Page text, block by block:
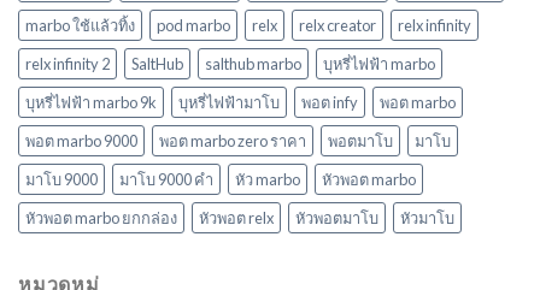
marbo ใช้แล้วทิ้ง
pod marbo relx relx creator
relx infinity
relx infinity 2
SaltHub salthub marbo
บุหรี่ไฟฟ้า marbo
บุหรี่ไฟฟ้า marbo 9k
บุหรี่ไฟฟ้ามาโบ พอต infy
พอต marbo
พอต marbo 9000
พอต marbo zero ราคา พอตมาโบ
มาโบ
มาโบ 9000
มาโบ 9000 คํา หัว marbo
หัวพอต marbo
หัวพอต marbo ยกกล่อง
หัวพอต relx หัวพอตมาโบ หัวมาโบ
หมวดหมู่